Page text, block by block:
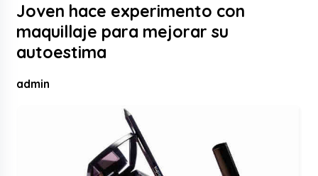
Joven hace experimento con
maquillaje para mejorar su
autoestima
admin